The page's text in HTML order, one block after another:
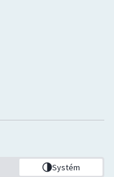
Systém